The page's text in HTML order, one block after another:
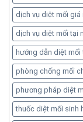
dịch vụ diệt mối giá
dịch vụ diệt mối tại
hướng dẫn diệt mối
phòng chống mối
phương pháp diệt
thuốc diệt mối sinh